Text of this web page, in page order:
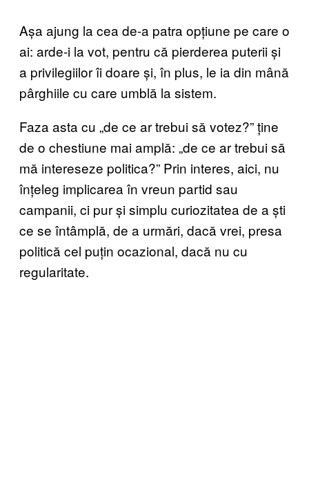
Așa ajung la cea de-a patra opțiune pe care o
ai: arde-i la vot, pentru că pierderea puterii și
a privilegiilor îi doare și, în plus, le ia din mână
pârghiile cu care umblă la sistem.
Faza asta cu „de ce ar trebui să votez?” ține
de o chestiune mai amplă: „de ce ar trebui să
mă intereseze politica?” Prin interes, aici, nu
înțeleg implicarea în vreun partid sau
campanii, ci pur și simplu curiozitatea de a ști
ce se întâmplă, de a urmări, dacă vrei, presa
politică cel puțin ocazional, dacă nu cu
regularitate.